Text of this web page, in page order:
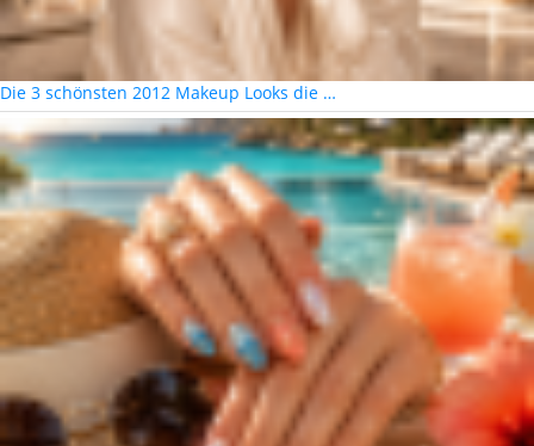
Die 3 schönsten 2012 Makeup Looks die …